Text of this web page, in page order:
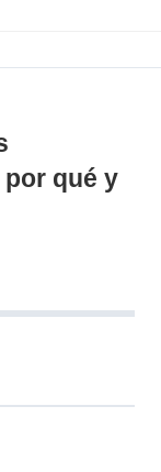
qué y